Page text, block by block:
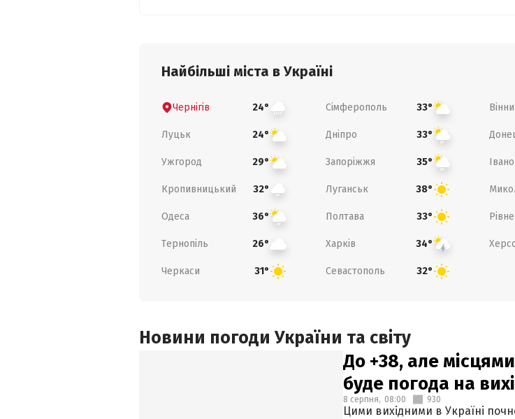
Найбільші міста в Україні
Чернігів 24° Сімферополь 33°
Луцьк 24° Дніпро 33°
Ужгород 29° Запоріжжя 35°
Кропивницький 32° Луганськ 38°
Одеса 36° Полтава 33° Рівне
Тернопіль 26° Харків 34°
Черкаси 31° Севастополь 32°
Новини погоди України та світу
До +38, але
буде погода на
8 серпня, 08:00 930
Цими вихідними в Україні